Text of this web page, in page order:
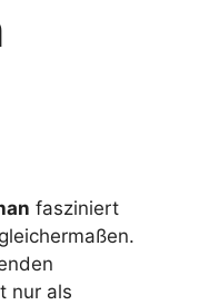
fasziniert
nur als